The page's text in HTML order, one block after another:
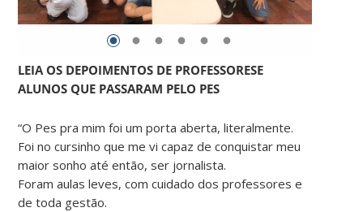
LEIA OS DEPOIMENTOS DE PROFESSORESE
ALUNOS QUE PASSARAM PELO PES
“O Pes pra mim foi um porta aberta, literalmente.
Foi no cursinho que me vi capaz de conquistar meu
maior sonho até então, ser jornalista.
Foram aulas leves, com cuidado dos professores e
de toda gestão.